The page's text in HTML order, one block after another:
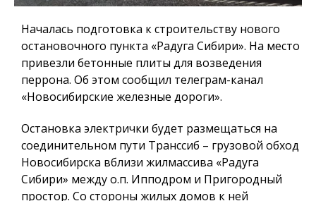
Началась подготовка к строительству нового
остановочного пункта «Радуга Сибири». На место
привезли бетонные плиты для возведения
перрона. Об этом сообщил телеграм-канал
«Новосибирские железные дороги».
Остановка электрички будет размещаться на
соединительном пути Транссиб – грузовой обход
Новосибирска вблизи жилмассива «Радуга
Сибири» между о.п. Ипподром и Пригородный
простор. Со стороны жилых домов к ней